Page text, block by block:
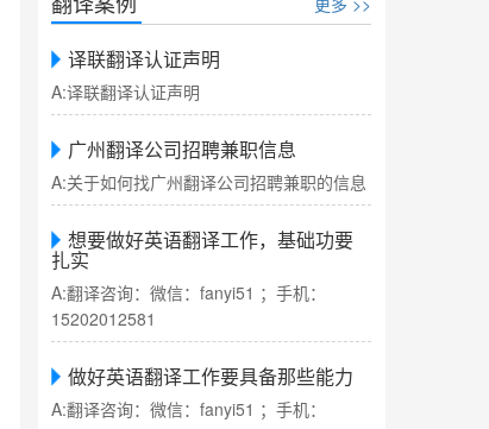
译联翻译认证声明
A:译联翻译认证声明
广州翻译公司招聘兼职信息
A:关于如何找广州翻译公司招聘兼职的信息
想要做好英语翻译工作，基础功要
扎实
A:翻译咨询：微信：fanyi51 ；手机：
15202012581
做好英语翻译工作要具备那些能力
A:翻译咨询：微信：fanyi51 ；手机：